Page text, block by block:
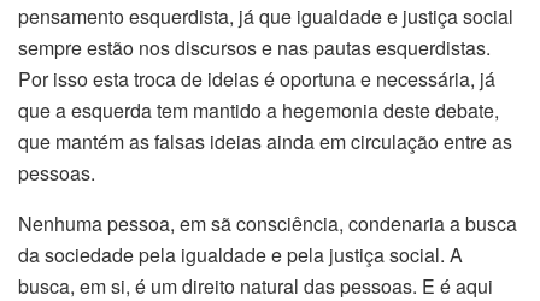
pensamento esquerdista, já que igualdade e justiça social
sempre estão nos discursos e nas pautas esquerdistas.
Por isso esta troca de ideias é oportuna e necessária, já
que a esquerda tem mantido a hegemonia deste debate,
que mantém as falsas ideias ainda em circulação entre as
pessoas.
Nenhuma pessoa, em sã consciência, condenaria a busca
da sociedade pela igualdade e pela justiça social. A
busca, em si, é um direito natural das pessoas. E é aqui